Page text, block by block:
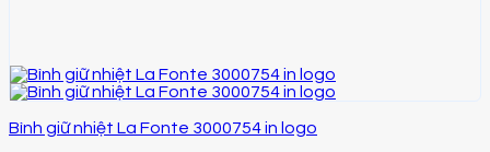
Bình giữ nhiệt La Fonte 3000754 in logo